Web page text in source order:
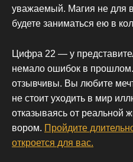
уважаемый. Магия не для
будете заниматься ею в
Цифра 22 — у
немало ошибок в
отзывчивы. Вы любите
не стоит уходить в мир
отказываясь от реальной
вором. Пройдите
откроется для вас.